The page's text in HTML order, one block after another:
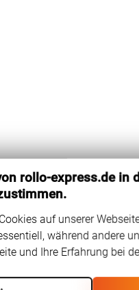
rollo-express.de in
auf unserer
während andere
und Ihre Erfahrung bei